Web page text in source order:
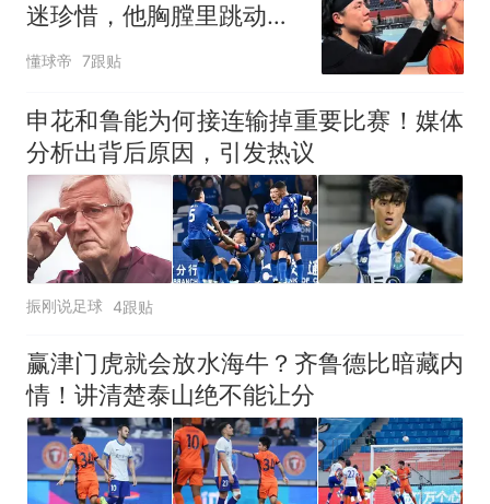
迷珍惜，他胸膛里跳动着
一颗橙色的心
懂球帝 7跟贴
申花和鲁能为何接连输掉重要比赛！媒体
分析出背后原因，引发热议
振刚说足球 4跟贴
赢津门虎就会放水海牛？齐鲁德比暗藏内
情！讲清楚泰山绝不能让分